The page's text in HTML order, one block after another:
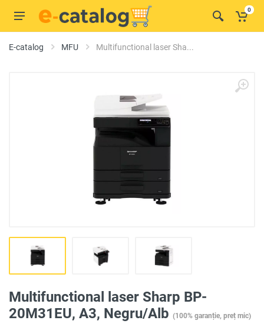
0
E-catalog MFU Multifunctional laser Sha...
Multifunctional laser Sharp BP-
20M31EU, A3, Negru/Alb (100% garanție, preț mic)